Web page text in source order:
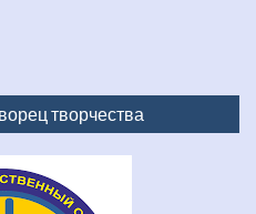
творчества